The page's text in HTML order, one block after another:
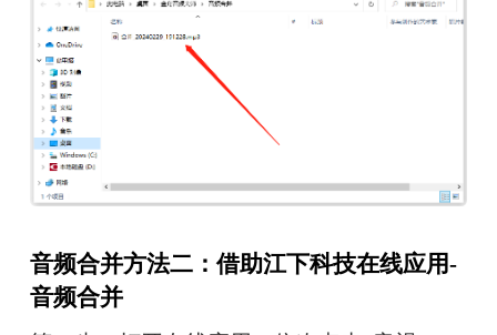
音频合并方法二：借助江下科技在线应用-
音频合并